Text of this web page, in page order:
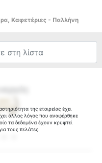
Καφετέριες - Παλλήνη
της εταιρείας έχει
άλλος λόγος που αναφέρθηκε
τα δεδομένα έχουν κρυφτεί
τους πελάτες.